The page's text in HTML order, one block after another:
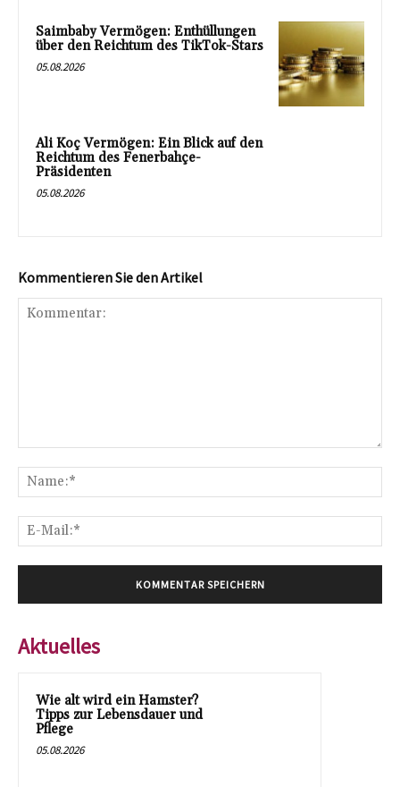
Saimbaby Vermögen: Enthüllungen
über den Reichtum des TikTok-Stars
05.08.2026
Ali Koç Vermögen: Ein Blick auf den
Reichtum des Fenerbahçe-
Präsidenten
05.08.2026
Kommentieren Sie den Artikel
Aktuelles
Wie alt wird ein Hamster?
Tipps zur Lebensdauer und
Pflege
05.08.2026